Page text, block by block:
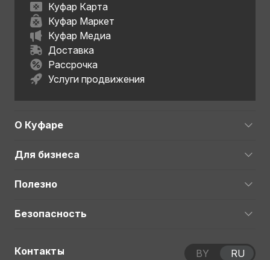
Куфар Карта
Куфар Маркет
Куфар Медиа
Доставка
Рассрочка
Услуги продвижения
О Куфаре
Для бизнеса
Полезно
Безопасность
Контакты BY RU